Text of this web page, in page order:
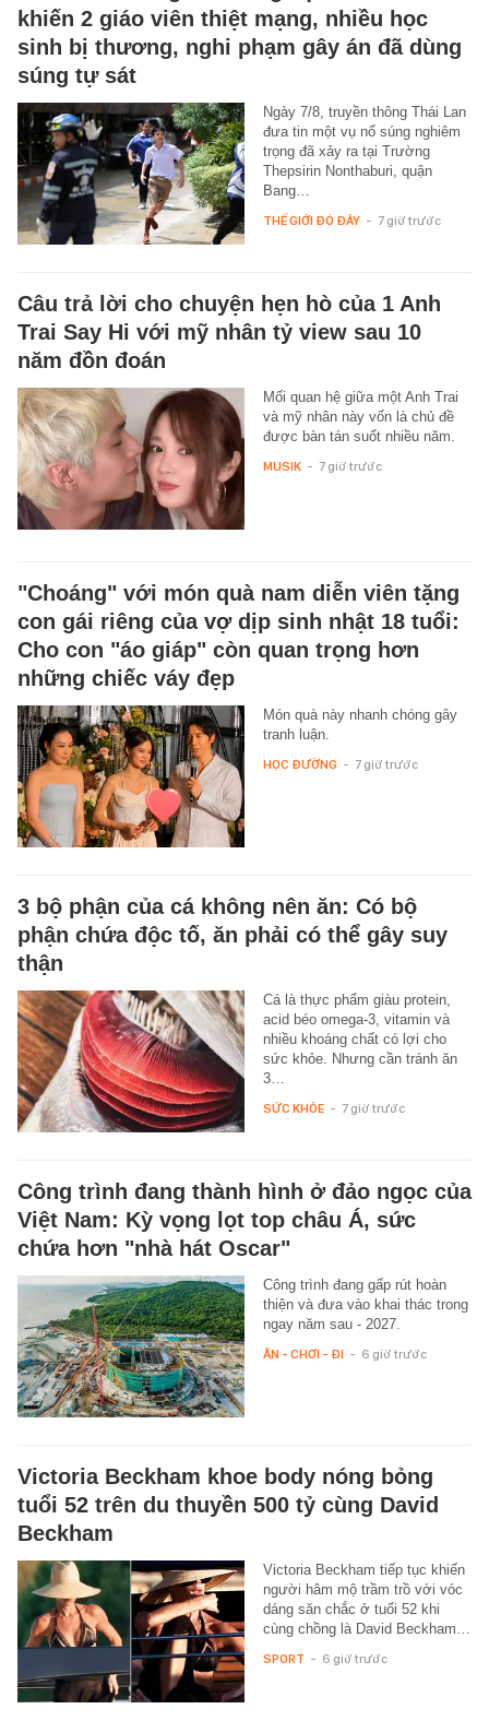
khiến 2 giáo viên thiệt mạng, nhiều học
sinh bị thương, nghi phạm gây án đã dùng
súng tự sát
Ngày 7/8, truyền thông Thái Lan
đưa tin một vụ nổ súng nghiêm
trọng đã xảy ra tại Trường
Thepsirin Nonthaburi, quận
Bang…
THẾ GIỚI ĐÓ ĐÂY - 7 giờ trước
Câu trả lời cho chuyện hẹn hò của 1 Anh
Trai Say Hi với mỹ nhân tỷ view sau 10
năm đồn đoán
Mối quan hệ giữa một Anh Trai
và mỹ nhân này vốn là chủ đề
được bàn tán suốt nhiều năm.
MUSIK - 7 giờ trước
"Choáng" với món quà nam diễn viên tặng
con gái riêng của vợ dịp sinh nhật 18 tuổi:
Cho con "áo giáp" còn quan trọng hơn
những chiếc váy đẹp
Món quà này nhanh chóng gây
tranh luận.
HỌC ĐƯỜNG - 7 giờ trước
3 bộ phận của cá không nên ăn: Có bộ
phận chứa độc tố, ăn phải có thể gây suy
thận
Cá là thực phẩm giàu protein,
acid béo omega-3, vitamin và
nhiều khoáng chất có lợi cho
sức khỏe. Nhưng cần tránh ăn
3…
SỨC KHỎE - 7 giờ trước
Công trình đang thành hình ở đảo ngọc của
Việt Nam: Kỳ vọng lọt top châu Á, sức
chứa hơn "nhà hát Oscar"
Công trình đang gấp rút hoàn
thiện và đưa vào khai thác trong
ngay năm sau - 2027.
ĂN - CHƠI - ĐI - 6 giờ trước
Victoria Beckham khoe body nóng bỏng
tuổi 52 trên du thuyền 500 tỷ cùng David
Beckham
Victoria Beckham tiếp tục khiến
người hâm mộ trầm trồ với vóc
dáng săn chắc ở tuổi 52 khi
cùng chồng là David Beckham…
SPORT - 6 giờ trước